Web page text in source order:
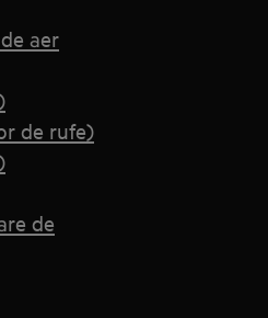
aer
de rufe)
de